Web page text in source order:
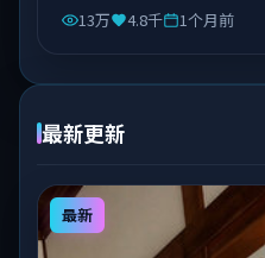
13万 4.8千 1个月前
最新更新
最新